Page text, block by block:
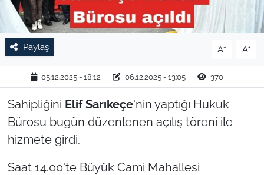
Paylaş A- A+
05.12.2025 - 18:12 06.12.2025 - 13:05 370
Sahipliğini Elif Sarıkeçe'nin yaptığı Hukuk
Bürosu bugün düzenlenen açılış töreni ile
hizmete girdi.
Saat 14.00'te Büyük Cami Mahallesi
RESMİ İLAN
SPOR
YAŞAM
EDİRNE
TEKİRDAĞ
KIRKLARELİ